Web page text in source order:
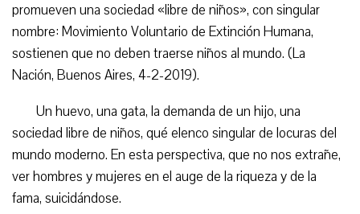
promueven una sociedad «libre de niños», con singular
nombre: Movimiento Voluntario de Extinción Humana,
sostienen que no deben traerse niños al mundo. (La
Nación, Buenos Aires, 4-2-2019).
Un huevo, una gata, la demanda de un hijo, una
sociedad libre de niños, qué elenco singular de locuras del
mundo moderno. En esta perspectiva, que no nos extrañe,
ver hombres y mujeres en el auge de la riqueza y de la
fama, suicidándose.